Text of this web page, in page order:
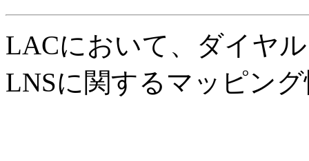
LACにおいて、ダイヤ
LNSに関するマッピン